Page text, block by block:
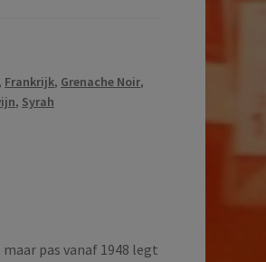
, Frankrijk, Grenache Noir,
, Syrah
pas vanaf 1948 legt